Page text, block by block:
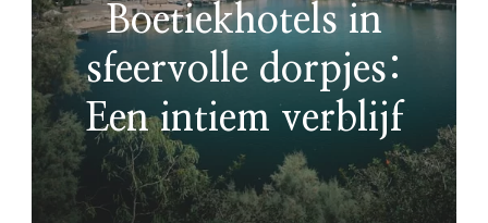
Boetiekhotels in
sfeervolle dorpjes:
Een intiem verblijf